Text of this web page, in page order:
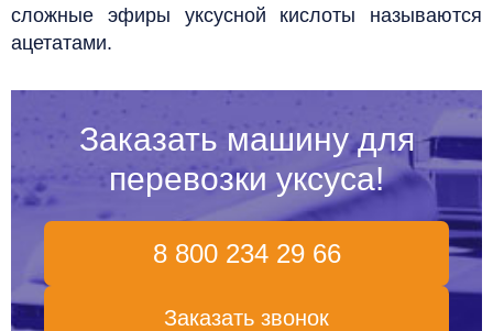
сложные эфиры уксусной кислоты называются
ацетатами.
Заказать машину для
перевозки уксуса!
8 800 234 29 66
Заказать звонок